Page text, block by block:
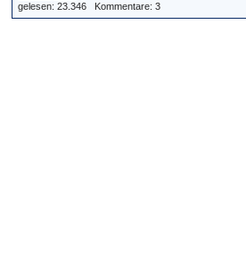
gelesen: 23.346 Kommentare: 3